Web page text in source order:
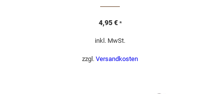
4,95€ *
inkl. MwSt.
zzgl. Versandkosten